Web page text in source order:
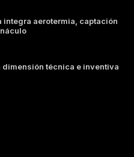
integra aerotermia, captación
dimensión técnica e inventiva